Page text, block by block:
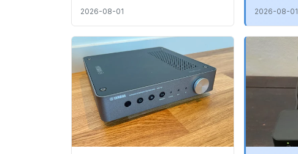
2026-08-01 2026-08-01